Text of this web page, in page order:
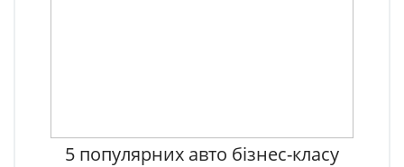
5 популярних авто бізнес-класу